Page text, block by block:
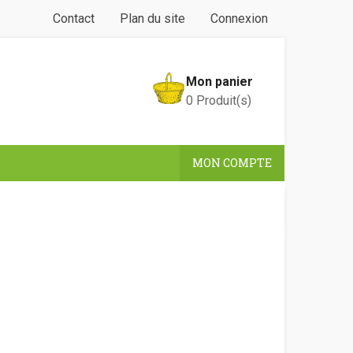
Contact Plan du site Connexion
Mon panier
0 Produit(s)
MON COMPTE